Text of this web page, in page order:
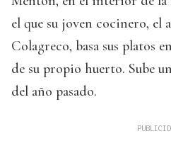
el que su joven cocinero, el
Colagreco, basa sus platos
de su propio huerto. Sube
del año pasado.